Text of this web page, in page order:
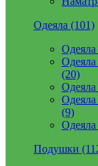
Одеяла (101)
Одеяла
(20)
Одеяла
(9)
Подушки